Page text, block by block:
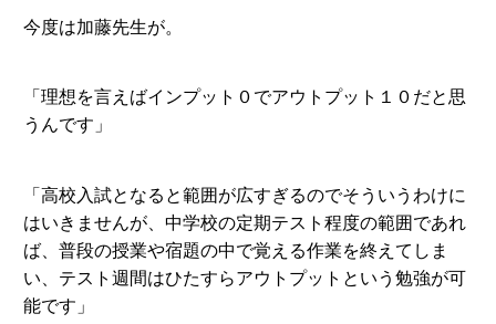
今度は加藤先生が。
「理想を言えばインプット０でアウトプット１０だと思
うんです」
「高校入試となると範囲が広すぎるのでそういうわけに
はいきませんが、中学校の定期テスト程度の範囲であれ
ば、普段の授業や宿題の中で覚える作業を終えてしま
い、テスト週間はひたすらアウトプットという勉強が可
能です」